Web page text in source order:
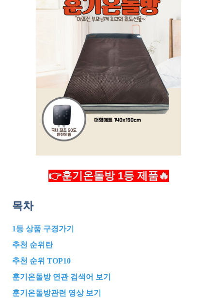
👉훈기온돌방 1등 제품🔥
목차
1등 상품 구경가기
추천 순위란
추천 순위 TOP10
훈기온돌방 연관 검색어 보기
훈기온돌방관련 영상 보기